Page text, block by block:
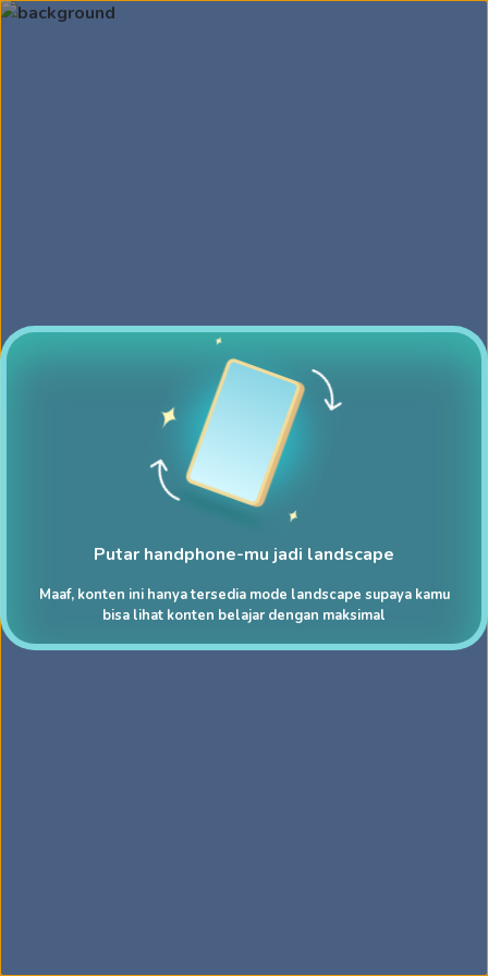
Putar handphone-mu jadi landscape
Maaf, konten ini hanya tersedia mode landscape supaya kamu
bisa lihat konten belajar dengan maksimal